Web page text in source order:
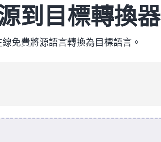
到目標轉換器
線免費將源語言轉換為目標語言。